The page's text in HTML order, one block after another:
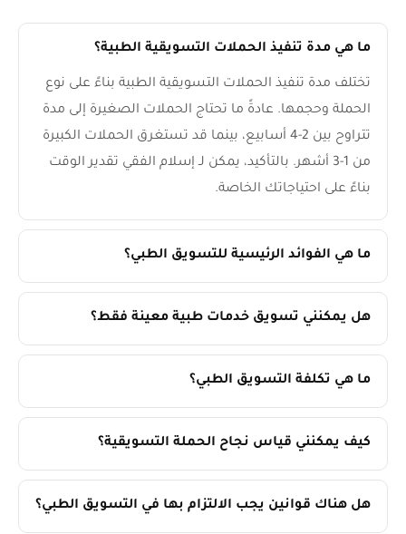
ما هي مدة تنفيذ الحملات التسويقية الطبية؟
تختلف مدة تنفيذ الحملات التسويقية الطبية بناءً على نوع
الحملة وحجمها. عادةً ما تحتاج الحملات الصغيرة إلى مدة
تتراوح بين 2-4 أسابيع، بينما قد تستغرق الحملات الكبيرة
من 1-3 أشهر. بالتأكيد، يمكن لـ إسلام الفقي تقدير الوقت
بناءً على احتياجاتك الخاصة.
ما هي الفوائد الرئيسية للتسويق الطبي؟
هل يمكنني تسويق خدمات طبية معينة فقط؟
ما هي تكلفة التسويق الطبي؟
كيف يمكنني قياس نجاح الحملة التسويقية؟
هل هناك قوانين يجب الالتزام بها في التسويق الطبي؟